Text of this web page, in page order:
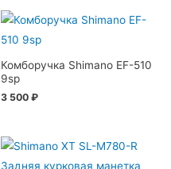
Комборучка Shimano EF-510
9sp
3 500 ₽